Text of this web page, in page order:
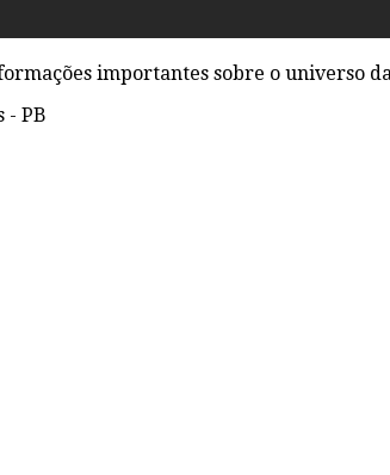
importantes sobre o universo
- PB